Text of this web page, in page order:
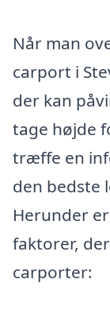
Når man
carport i
der kan
tage højde
træffe en
den bedste
Herunder
faktorer,
carporter: